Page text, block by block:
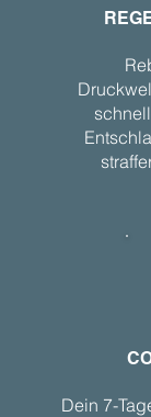
Dein 7-